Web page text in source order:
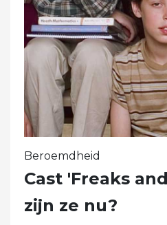
Beroemdheid
Cast 'Freaks
zijn ze nu?